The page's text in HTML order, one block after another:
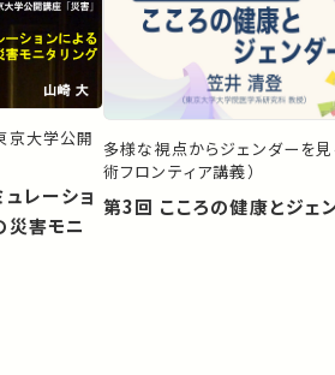
京大学公開
レーショ
災害モニ
多様な視点からジェンダーを
術フロンティア講義）
第3回 こころの健康とジ